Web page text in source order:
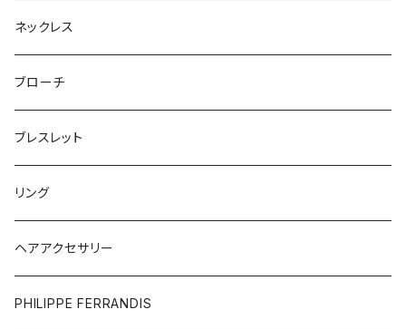
ネックレス
ブローチ
ブレスレット
リング
ヘアアクセサリー
PHILIPPE FERRANDIS